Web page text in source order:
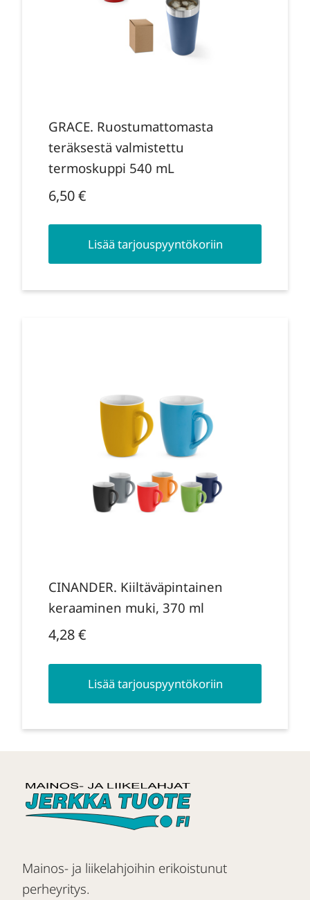
GRACE. Ruostumattomasta
teräksestä valmistettu
termoskuppi 540 mL
6,50€
Lisää tarjouspyyntökoriin
CINANDER. Kiiltäväpintainen
keraaminen muki, 370 ml
4,28€
Lisää tarjouspyyntökoriin
Mainos- ja liikelahjoihin erikoistunut
perheyritys.